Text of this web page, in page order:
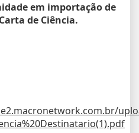
em importação de
de Ciência.